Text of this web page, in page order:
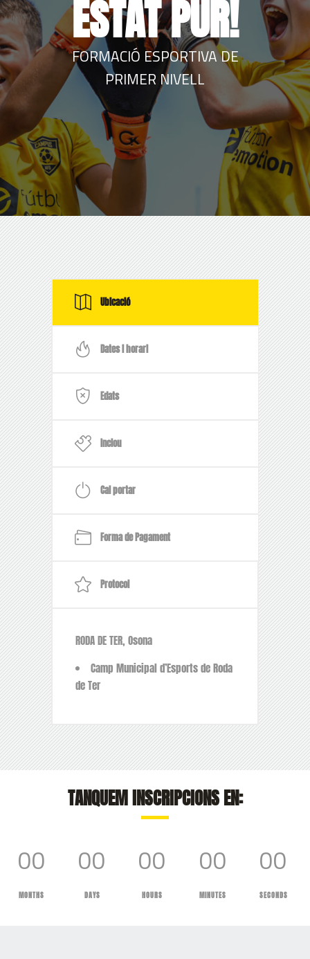
ESTAT PUR!
FORMACIÓ ESPORTIVA DE
PRIMER NIVELL
Ubicació
Dates i horari
Edats
Inclou
Cal portar
Forma de Pagament
Protocol
RODA DE TER, Osona
Camp Municipal d’Esports de Roda
de Ter
TANQUEM INSCRIPCIONS EN:
00
MONTHS
00
DAYS
00
HOURS
00
MINUTES
00
SECONDS